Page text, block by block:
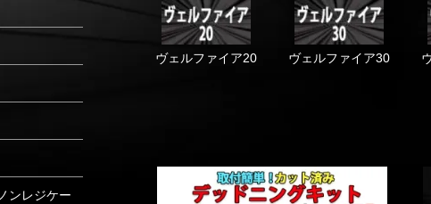
ヴェルファイア20 ヴェルファイア30
ンレジケー